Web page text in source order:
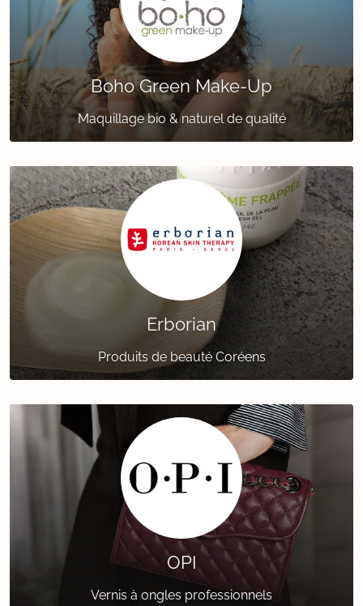
Boho Green Make-Up
Maquillage bio & naturel de qualité
Erborian
Produits de beauté Coréens
OPI
Vernis à ongles professionnels